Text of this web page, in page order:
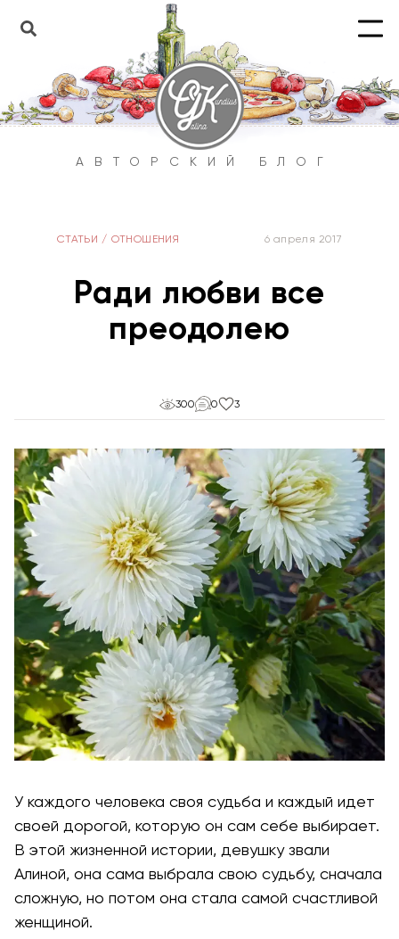
АВТОРСКИЙ БЛОГ
СТАТЬИ / ОТНОШЕНИЯ 6 апреля 2017
Ради любви все
преодолею
300 0 3
У каждого человека своя судьба и каждый идет
своей дорогой, которую он сам себе выбирает.
В этой жизненной истории, девушку звали
Алиной, она сама выбрала свою судьбу, сначала
сложную, но потом она стала самой счастливой
женщиной.